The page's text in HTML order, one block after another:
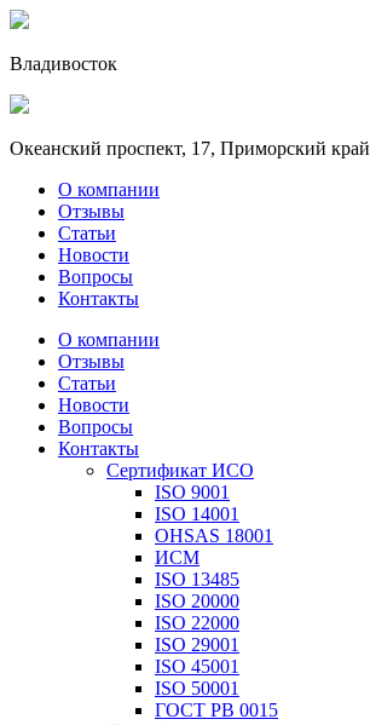
Владивосток
Океанский проспект, 17, Приморский край
О компании
Отзывы
Статьи
Новости
Вопросы
Контакты
О компании
Отзывы
Статьи
Новости
Вопросы
Контакты
Сертификат ИСО
ISO 9001
ISO 14001
OHSAS 18001
ИСМ
ISO 13485
ISO 20000
ISO 22000
ISO 29001
ISO 45001
ISO 50001
ГОСТ РВ 0015